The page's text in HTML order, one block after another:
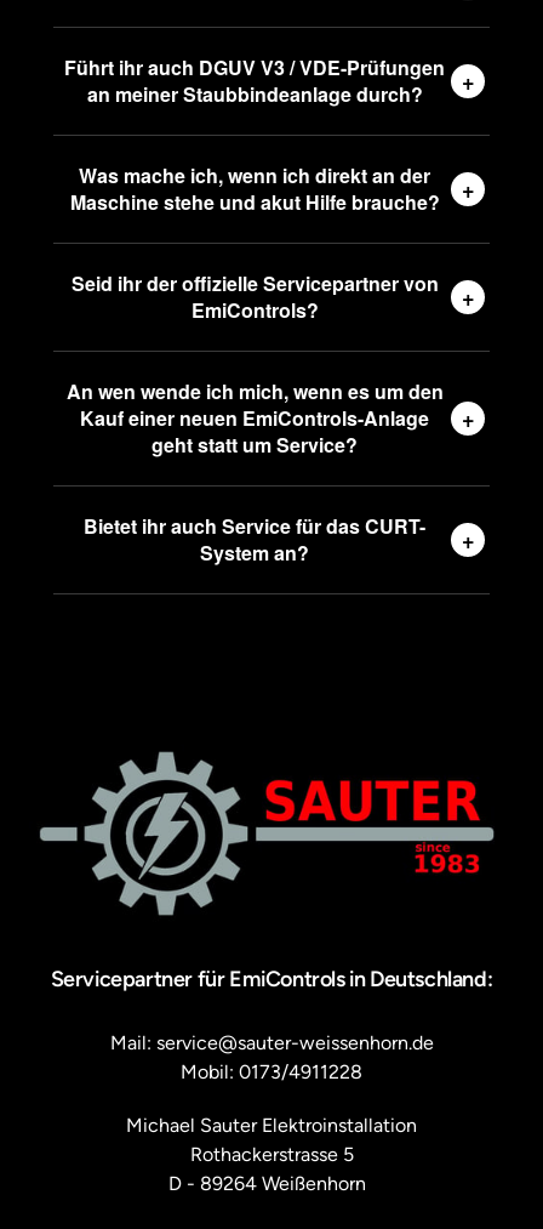
Führt ihr auch DGUV V3 / VDE-Prüfungen
an meiner Staubbindeanlage durch?
+
Was mache ich, wenn ich direkt an der
Maschine stehe und akut Hilfe brauche?
+
Seid ihr der offizielle Servicepartner von
EmiControls?
+
An wen wende ich mich, wenn es um den
Kauf einer neuen EmiControls-Anlage
geht statt um Service?
+
Bietet ihr auch Service für das CURT-
System an?
+
Servicepartner für EmiControls in Deutschland:
Mail: service@sauter-weissenhorn.de
Mobil: 0173/4911228
Michael Sauter Elektroinstallation
Rothackerstrasse 5
D - 89264 Weißenhorn